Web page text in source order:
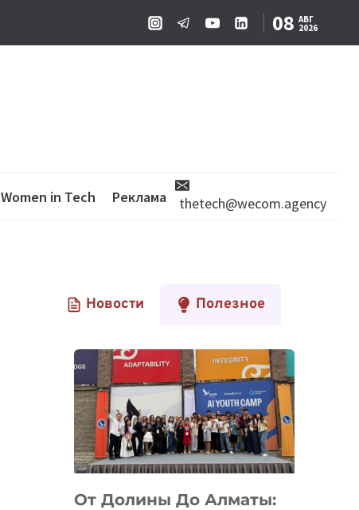
08 АВГ
2026
Women in Tech Реклама thetech@wecom.agency
Новости Полезное
От Долины До Алматы: